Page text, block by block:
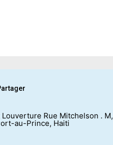
Rue Mitchelson . M,
au-Prince, Haiti